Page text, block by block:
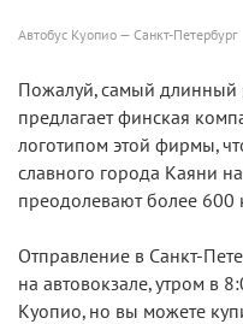
Автобус Куопио — Санкт-Петербург
Пожалуй, самый длинный
предлагает финская
логотипом этой фирмы,
славного города Каяни
преодолевают более 600
Отправление в Санкт-
на автовокзале, утром в
Куопио, но вы можете